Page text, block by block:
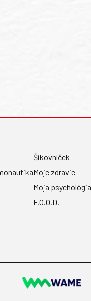
Šikovníček
Moje zdravie
Moja psychológia
F.O.O.D.